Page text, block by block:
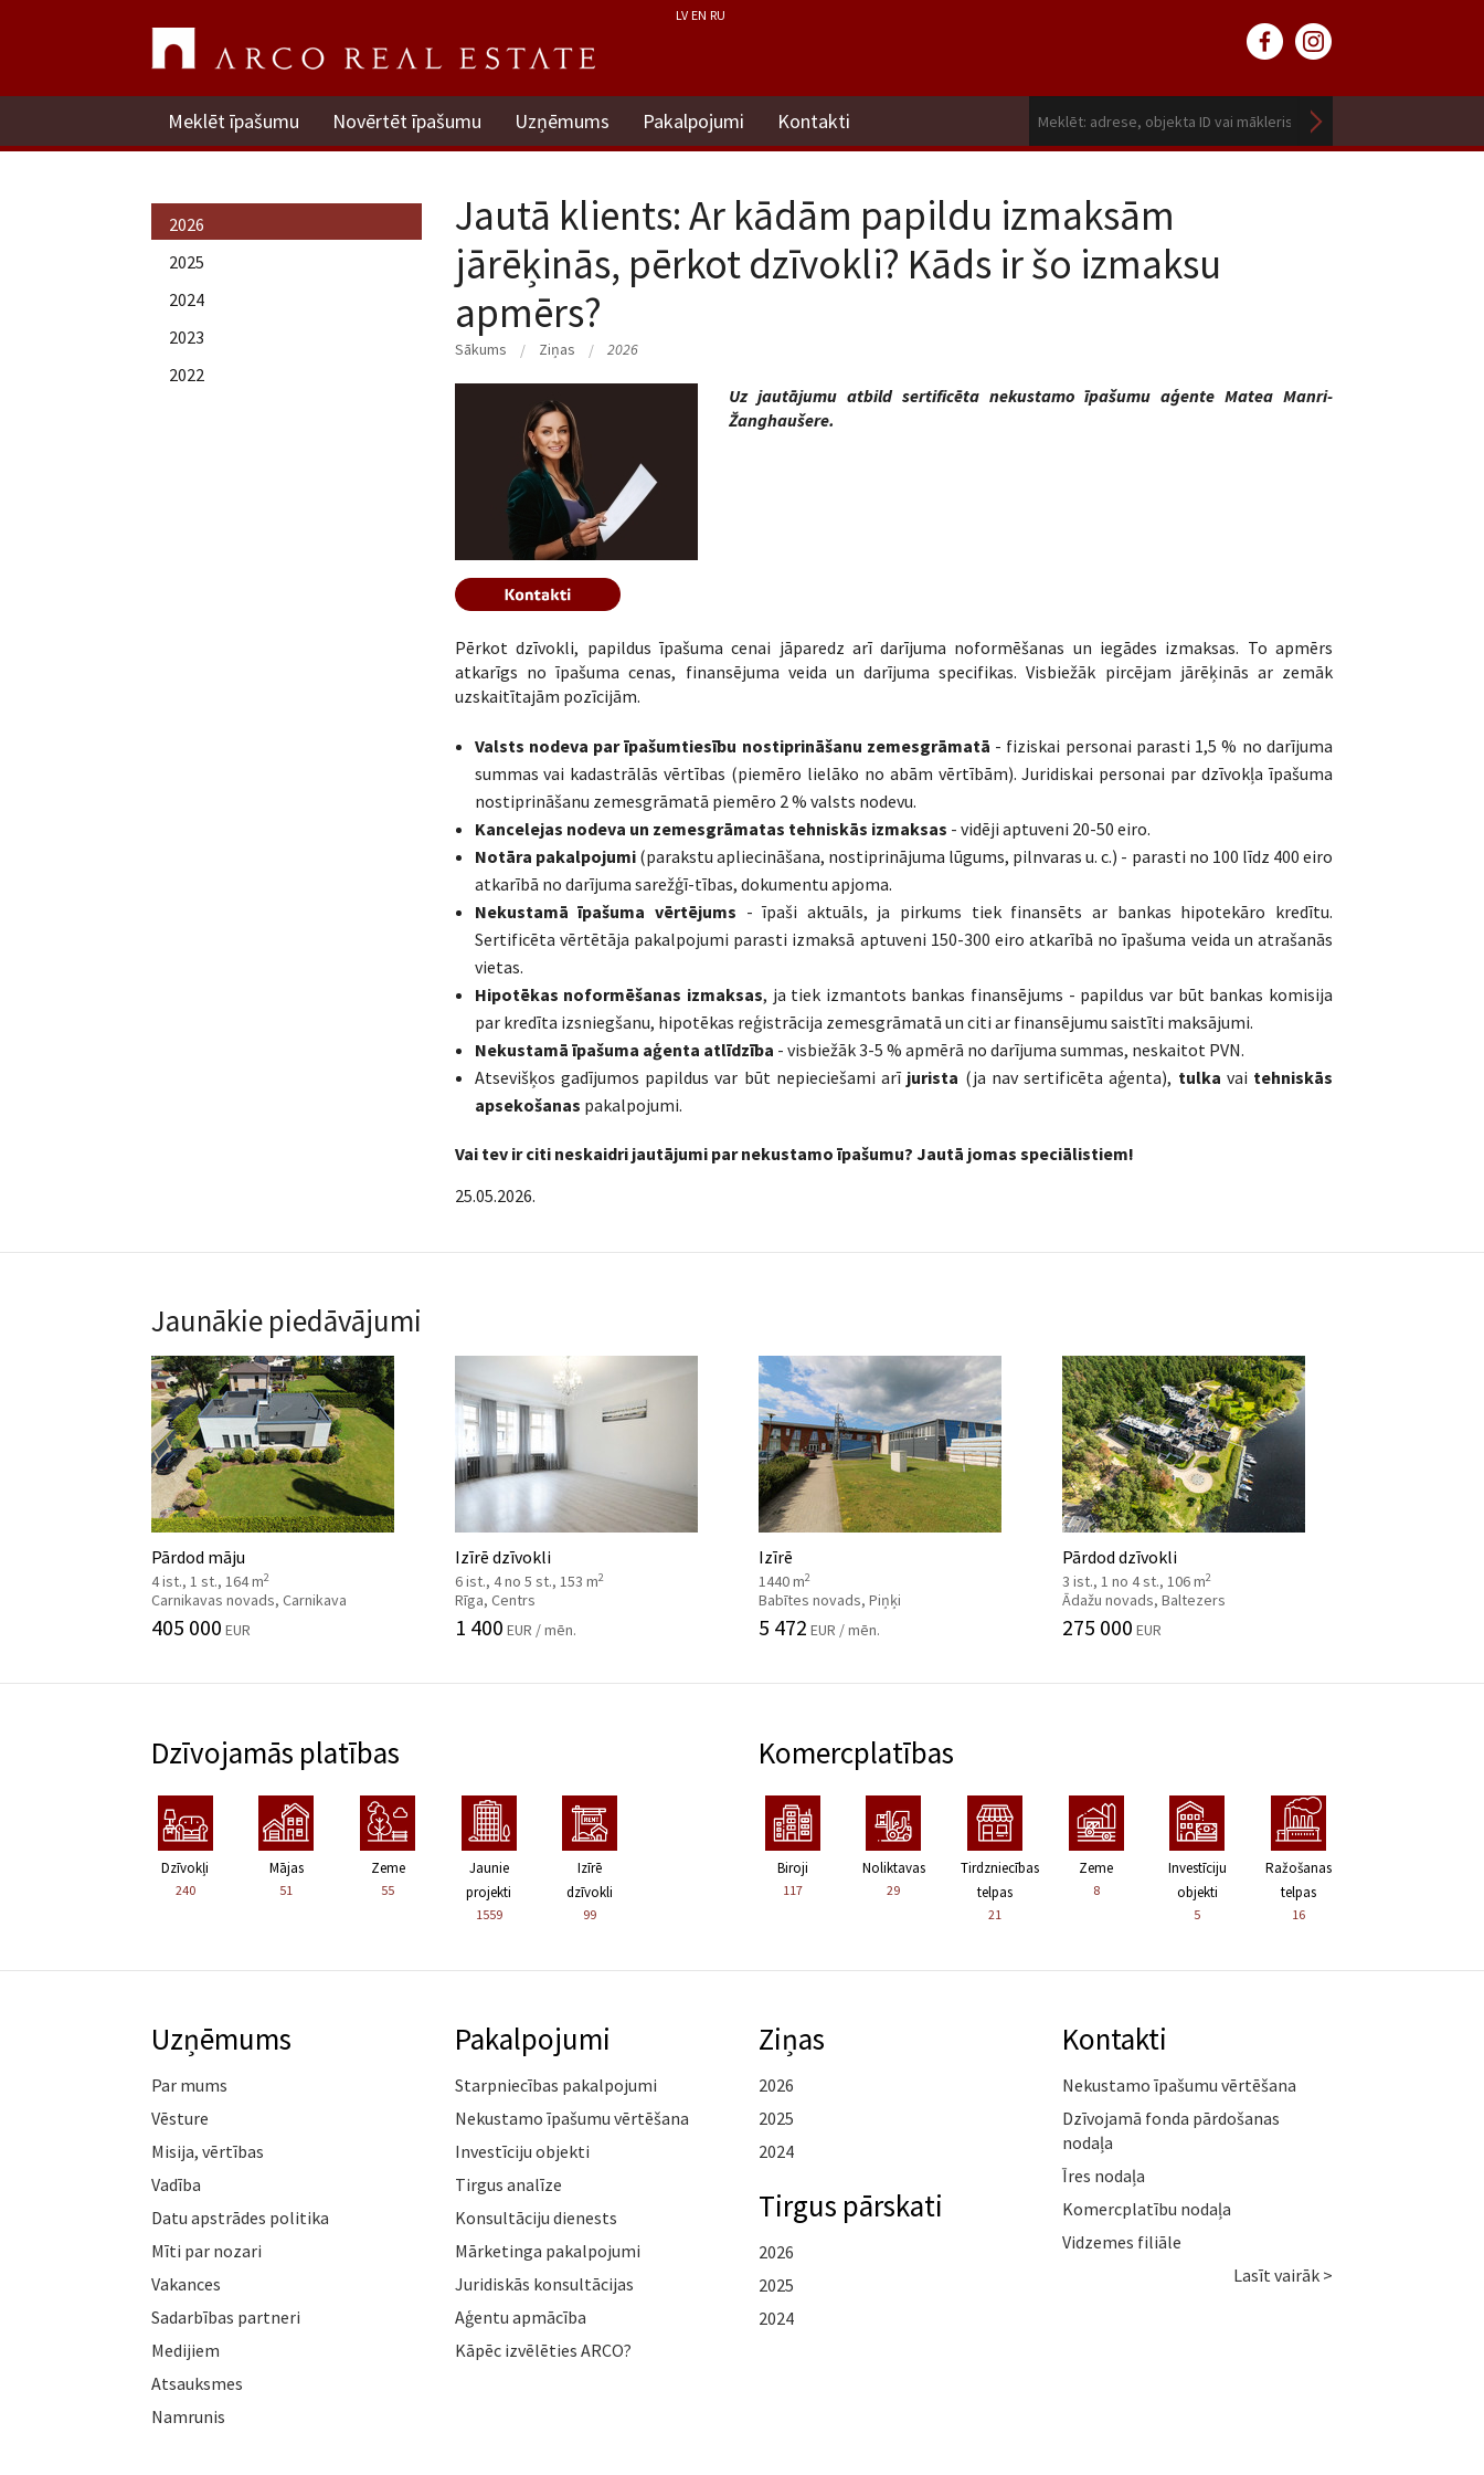
LV EN RU
Meklēt īpašumu Novērtēt īpašumu Uzņēmums Pakalpojumi Kontakti
2026
2025
2024
2023
2022
Jautā klients: Ar kādām papildu izmaksām
jārēķinās, pērkot dzīvokli? Kāds ir šo izmaksu
apmērs?
Sākums Ziņas 2026
Uz jautājumu atbild sertificēta nekustamo īpašumu aģente Matea Manri-
Žanghaušere.
Pērkot dzīvokli, papildus īpašuma cenai jāparedz arī darījuma noformēšanas un iegādes izmaksas. To apmērs
atkarīgs no īpašuma cenas, finansējuma veida un darījuma specifikas. Visbiežāk pircējam jārēķinās ar zemāk
uzskaitītajām pozīcijām.
Valsts nodeva par īpašumtiesību nostiprināšanu zemesgrāmatā - fiziskai personai parasti 1,5 % no darījuma
summas vai kadastrālās vērtības (piemēro lielāko no abām vērtībām). Juridiskai personai par dzīvokļa īpašuma
nostiprināšanu zemesgrāmatā piemēro 2 % valsts nodevu.
Kancelejas nodeva un zemesgrāmatas tehniskās izmaksas - vidēji aptuveni 20-50 eiro.
Notāra pakalpojumi(parakstu apliecināšana, nostiprinājuma lūgums, pilnvaras u. c.) - parasti no 100 līdz 400 eiro
atkarībā no darījuma sarežģī-tības, dokumentu apjoma.
Nekustamā īpašuma vērtējums - īpaši aktuāls, ja pirkums tiek finansēts ar bankas hipotekāro kredītu.
Sertificēta vērtētāja pakalpojumi parasti izmaksā aptuveni 150-300 eiro atkarībā no īpašuma veida un atrašanās
vietas.
Hipotēkas noformēšanas izmaksas, ja tiek izmantots bankas finansējums - papildus var būt bankas komisija
par kredīta izsniegšanu, hipotēkas reģistrācija zemesgrāmatā un citi ar finansējumu saistīti maksājumi.
Nekustamā īpašuma aģenta atlīdzība - visbiežāk 3-5 % apmērā no darījuma summas, neskaitot PVN.
Atsevišķos gadījumos papildus var būt nepieciešami arī jurista (ja nav sertificēta aģenta), tulka vai tehniskās
apsekošanas pakalpojumi.
Vai tev ir citi neskaidri jautājumi par nekustamo īpašumu? Jautā jomas speciālistiem!
25.05.2026.
Jaunākie piedāvājumi
Pārdod māju
4 ist., 1 st., 164 m2
Carnikavas novads, Carnikava
405 000 EUR
Izīrē dzīvokli
6 ist., 4 no 5 st., 153 m2
Rīga, Centrs
1 400 EUR / mēn.
Izīrē
1440 m2
Babītes novads, Piņķi
5 472 EUR / mēn.
Pārdod dzīvokli
3 ist., 1 no 4 st., 106 m2
Ādažu novads, Baltezers
275 000 EUR
Dzīvojamās platības
Dzīvokļi
240
Mājas
51
Zeme
55
Jaunie
projekti
1559
Izīrē
dzīvokli
99
Komercplatības
Biroji
117
Noliktavas
29
Tirdzniecības
telpas
21
Zeme
8
Investīciju
objekti
5
Ražošanas
telpas
16
Uzņēmums
Par mums
Vēsture
Misija, vērtības
Vadība
Datu apstrādes politika
Mīti par nozari
Vakances
Sadarbības partneri
Medijiem
Atsauksmes
Namrunis
Pakalpojumi
Starpniecības pakalpojumi
Nekustamo īpašumu vērtēšana
Investīciju objekti
Tirgus analīze
Konsultāciju dienests
Mārketinga pakalpojumi
Juridiskās konsultācijas
Aģentu apmācība
Kāpēc izvēlēties ARCO?
Ziņas
2026
2025
2024
Tirgus pārskati
2026
2025
2024
Kontakti
Nekustamo īpašumu vērtēšana
Dzīvojamā fonda pārdošanas
nodaļa
Īres nodaļa
Komercplatību nodaļa
Vidzemes filiāle
Lasīt vairāk >